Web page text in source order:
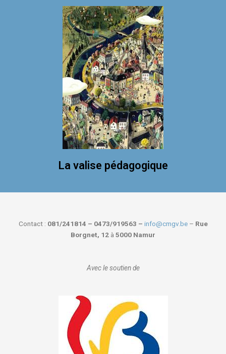
La valise pédagogique
Contact : 081/241814 – 0473/919563 – info@cmgv.be– Rue
Borgnet, 12 à 5000 Namur
Avec le soutien de